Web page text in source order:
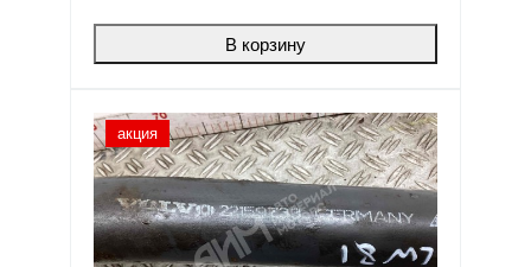
В корзину
акция